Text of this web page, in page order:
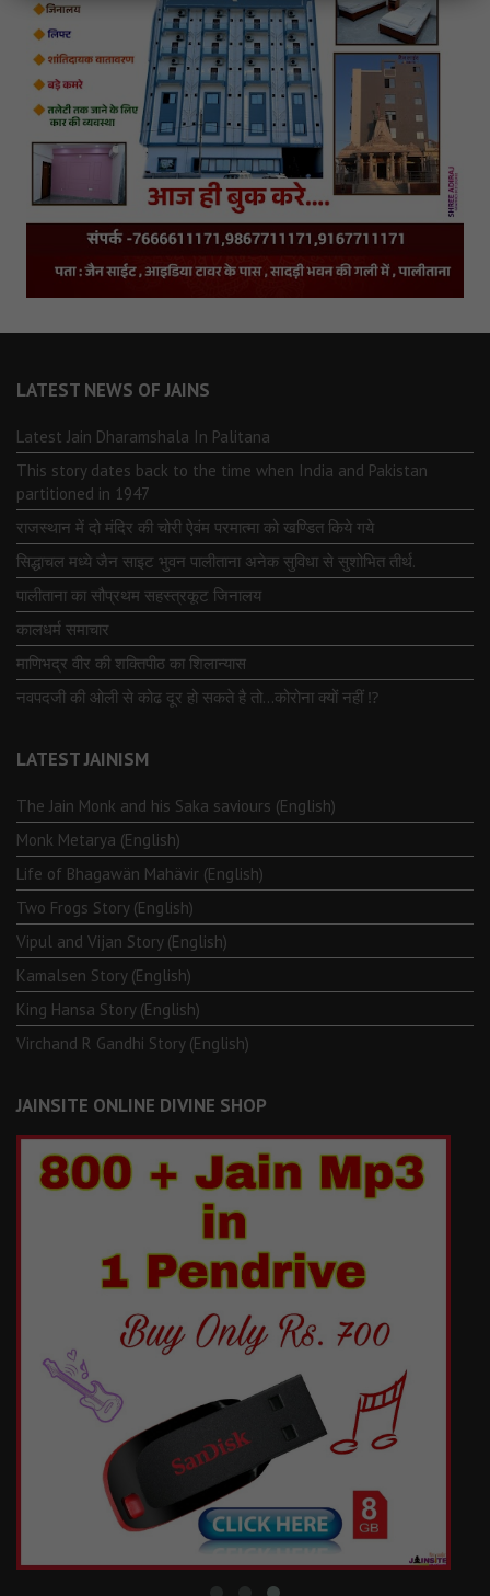
LATEST NEWS OF JAINS
Latest Jain Dharamshala In Palitana
This story dates back to the time when India and Pakistan
partitioned in 1947
राजस्थान में दो मंदिर की चोरी ऐवंम परमात्मा को खण्डित किये गये
सिद्धाचल मध्ये जैन साइट भुवन पालीताना अनेक सुविधा से सुशोभित तीर्थ.
पालीताना का सौप्रथम सहस्त्रकूट जिनालय
कालधर्म समाचार
माणिभद्र वीर की शक्तिपीठ का शिलान्यास
नवपदजी की ओली से कोढ दूर हो सकते है तो…कोरोना क्यों नहीं ⁉️
LATEST JAINISM
The Jain Monk and his Saka saviours (English)
Monk Metarya (English)
Life of Bhagawän Mahävir (English)
Two Frogs Story (English)
Vipul and Vijan Story (English)
Kamalsen Story (English)
King Hansa Story (English)
Virchand R Gandhi Story (English)
JAINSITE ONLINE DIVINE SHOP